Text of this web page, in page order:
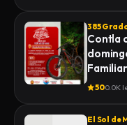
385
Contla
500.0K
El Sol de